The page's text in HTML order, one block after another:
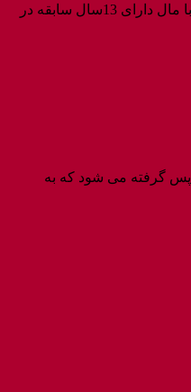
چگونه به آربابامال اعتماد کنم ؟ آربابا مال دارای 13سال سابقه در
گرفته می شود که به